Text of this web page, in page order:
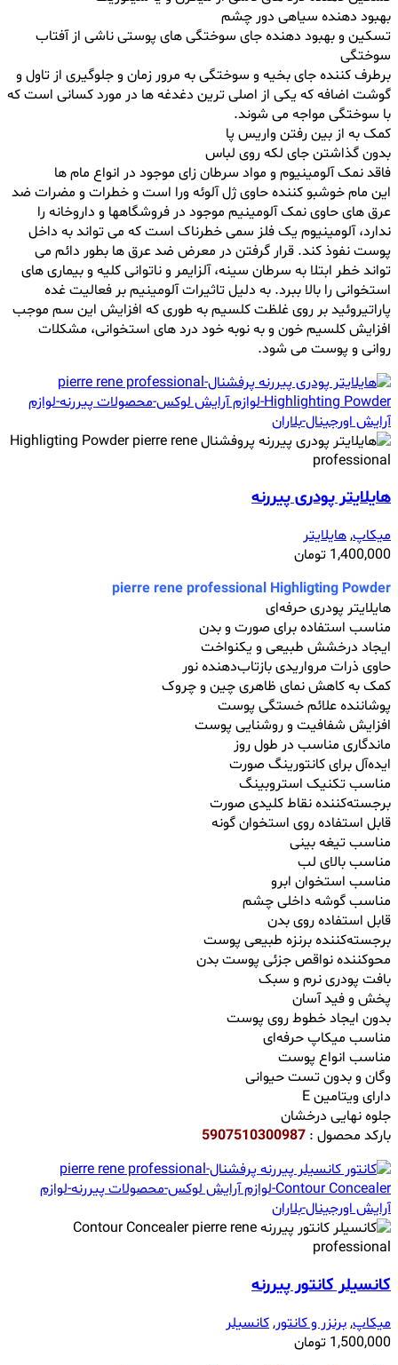
بهبود دهنده سیاهی دور چشم
تسکین و بهبود دهنده جای سوختگی های پوستی ناشی از آفتاب
سوختگی
برطرف کننده جای بخیه و سوختگی به مرور زمان و جلوگیری از تاول و
گوشت اضافه که یکی از اصلی ترین دغدغه ها در مورد کسانی است که
با سوختگی مواجه می شوند.
کمک به از بین رفتن واریس پا
بدون گذاشتن جای لکه روی لباس
فاقد نمک آلومینیوم و مواد سرطان زای موجود در انواع مام ها
این مام خوشبو کننده حاوی ژل آلوئه ورا است و خطرات و مضرات ضد
عرق های حاوی نمک آلومینیم موجود در فروشگاهها و داروخانه را
ندارد، آلومینیوم یک فلز سمی خطرناک است که می تواند به داخل
پوست نفوذ کند. قرار گرفتن در معرض ضد عرق ها بطور دائم می
تواند خطر ابتلا به سرطان سینه، آلزایمر و ناتوانی کلیه و بیماری های
استخوانی را بالا ببرد. به دلیل تاثیرات آلومینیم بر فعالیت غده
پاراتیروئید بر روی غلظت کلسیم به طوری که افزایش این سم موجب
افزایش کلسیم خون و به نوبه خود درد های استخوانی، مشکلات
روانی و پوست می شود.
هایلایتر پودری پیررنه
میکاپ,هایلایتر
1,400,000 تومان
pierre rene professional Highligting Powder
هایلایتر پودری حرفه‌ای
مناسب استفاده برای صورت و بدن
ایجاد درخشش طبیعی و یکنواخت
حاوی ذرات مرواریدی بازتاب‌دهنده نور
کمک به کاهش نمای ظاهری چین و چروک
پوشاننده علائم خستگی پوست
افزایش شفافیت و روشنایی پوست
ماندگاری مناسب در طول روز
ایده‌آل برای کانتورینگ صورت
مناسب تکنیک استروبینگ
برجسته‌کننده نقاط کلیدی صورت
قابل استفاده روی استخوان گونه
مناسب تیغه بینی
مناسب بالای لب
مناسب استخوان ابرو
مناسب گوشه داخلی چشم
قابل استفاده روی بدن
برجسته‌کننده برنزه طبیعی پوست
محوکننده نواقص جزئی پوست بدن
بافت پودری نرم و سبک
پخش و فید آسان
بدون ایجاد خطوط روی پوست
مناسب میکاپ حرفه‌ای
مناسب انواع پوست
وگان و بدون تست حیوانی
دارای ویتامین E
جلوه نهایی درخشان
بارکد محصول : 5907510300987
کانسیلر کانتور پیررنه
میکاپ,برنزر و کانتور,کانسیلر
1,500,000 تومان